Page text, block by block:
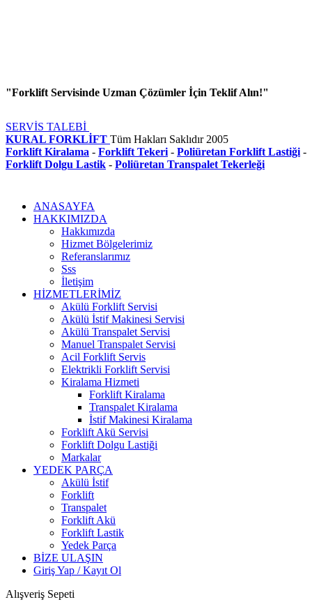
"Forklift Servisinde Uzman Çözümler İçin Teklif Alın!"
SERVİS TALEBİ
KURAL FORKLİFT Tüm Hakları Saklıdır 2005
Forklift Kiralama - Forklift Tekeri - Poliüretan Forklift Lastiği -
Forklift Dolgu Lastik - Poliüretan Transpalet Tekerleği
ANASAYFA
HAKKIMIZDA
Hakkımızda
Hizmet Bölgelerimiz
Referanslarımız
Sss
İletişim
HİZMETLERİMİZ
Akülü Forklift Servisi
Akülü İstif Makinesi Servisi
Akülü Transpalet Servisi
Manuel Transpalet Servisi
Acil Forklift Servis
Elektrikli Forklift Servisi
Kiralama Hizmeti
Forklift Kiralama
Transpalet Kiralama
İstif Makinesi Kiralama
Forklift Akü Servisi
Forklift Dolgu Lastiği
Markalar
YEDEK PARÇA
Akülü İstif
Forklift
Transpalet
Forklift Akü
Forklift Lastik
Yedek Parça
BİZE ULAŞIN
Giriş Yap / Kayıt Ol
Alışveriş Sepeti